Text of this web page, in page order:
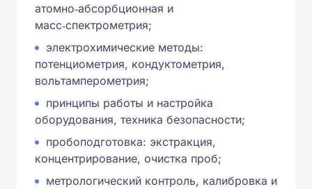
атомно‑абсорбционная и
масс‑спектрометрия;
электрохимические методы:
потенциометрия, кондуктометрия,
вольтамперометрия;
принципы работы и настройка
оборудования, техника безопасности;
пробоподготовка: экстракция,
концентрирование, очистка проб;
метрологический контроль, калибровка и